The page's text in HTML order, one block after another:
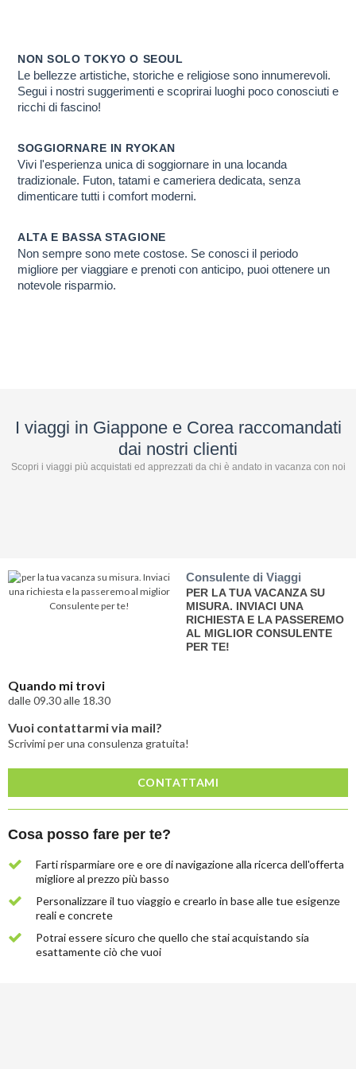
NON SOLO TOKYO O SEOUL
Le bellezze artistiche, storiche e religiose sono innumerevoli.
Segui i nostri suggerimenti e scoprirai luoghi poco conosciuti e
ricchi di fascino!
SOGGIORNARE IN RYOKAN
Vivi l'esperienza unica di soggiornare in una locanda
tradizionale. Futon, tatami e cameriera dedicata, senza
dimenticare tutti i comfort moderni.
ALTA E BASSA STAGIONE
Non sempre sono mete costose. Se conosci il periodo
migliore per viaggiare e prenoti con anticipo, puoi ottenere un
notevole risparmio.
I viaggi in Giappone e Corea raccomandati
dai nostri clienti
Scopri i viaggi più acquistati ed apprezzati da chi è andato in vacanza con noi
Consulente di Viaggi
PER LA TUA VACANZA SU
MISURA. INVIACI UNA
RICHIESTA E LA PASSEREMO
AL MIGLIOR CONSULENTE
PER TE!
Quando mi trovi
dalle 09.30 alle 18.30
Vuoi contattarmi via mail?
Scrivimi per una consulenza gratuita!
CONTATTAMI
Cosa posso fare per te?
Farti risparmiare ore e ore di navigazione alla ricerca dell'offerta
migliore al prezzo più basso
Personalizzare il tuo viaggio e crearlo in base alle tue esigenze
reali e concrete
Potrai essere sicuro che quello che stai acquistando sia
esattamente ciò che vuoi